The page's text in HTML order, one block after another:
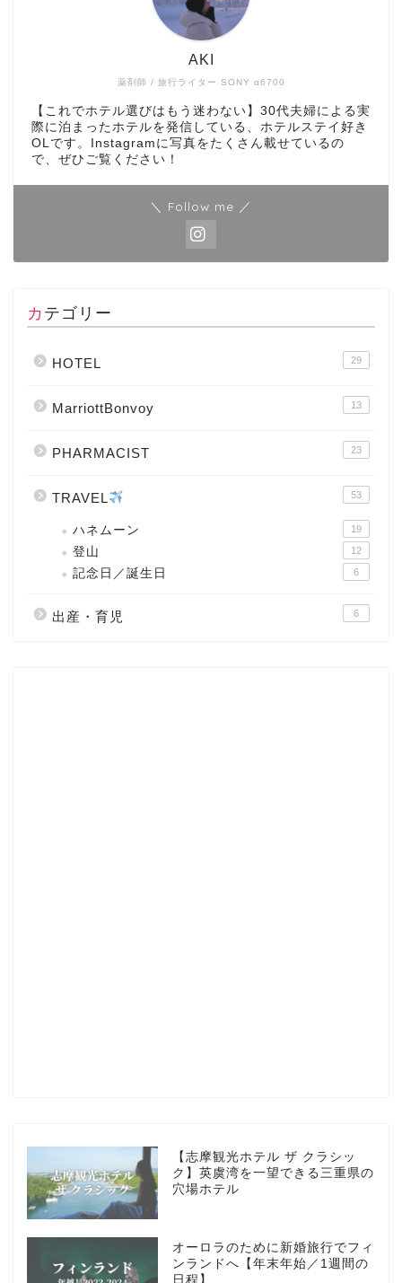
薬剤師 / 旅行ライター SONY α6700
AKI
【これでホテル選びはもう迷わない】30代夫婦による実
際に泊まったホテルを発信している、ホテルステイ好き
OLです。Instagramに写真をたくさん載せているの
で、ぜひご覧ください！
＼ Follow me ／
カテゴリー
HOTEL 29
MarriottBonvoy 13
PHARMACIST 23
TRAVEL 53
ハネムーン 19
登山 12
記念日／誕生日 6
出産・育児 6
【志摩観光ホテル ザ クラシッ
ク】英虞湾を一望できる三重県の
穴場ホテル
オーロラのために新婚旅行でフィ
ンランドへ【年末年始／1週間の
日程】
HOTEL
MarriottBonvoy
TRAVEL